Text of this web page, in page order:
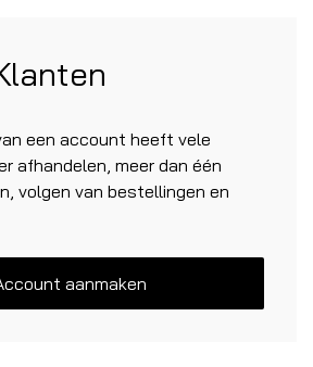
een account heeft vele
afhandelen, meer dan één
volgen van bestellingen en
aanmaken